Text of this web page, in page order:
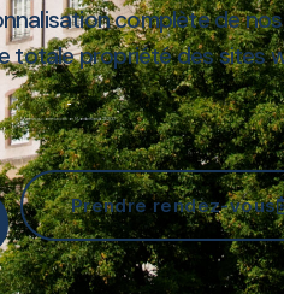
complète de
propriété des sites
Agence communication Montbéliard 25200
Prendre rendez-vous